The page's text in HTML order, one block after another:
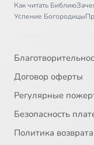
Как читать Библию
Успение Богородицы
Договор оферты
Регулярные
Безопасность
Политика возврата